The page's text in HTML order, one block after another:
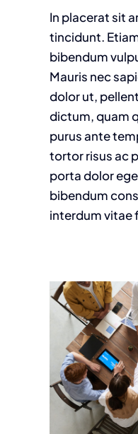
In placerat sit
tincidunt.
bibendum
Mauris nec
dolor ut,
dictum, quam
purus ante
tortor risus ac
porta dolor
bibendum
interdum vitae